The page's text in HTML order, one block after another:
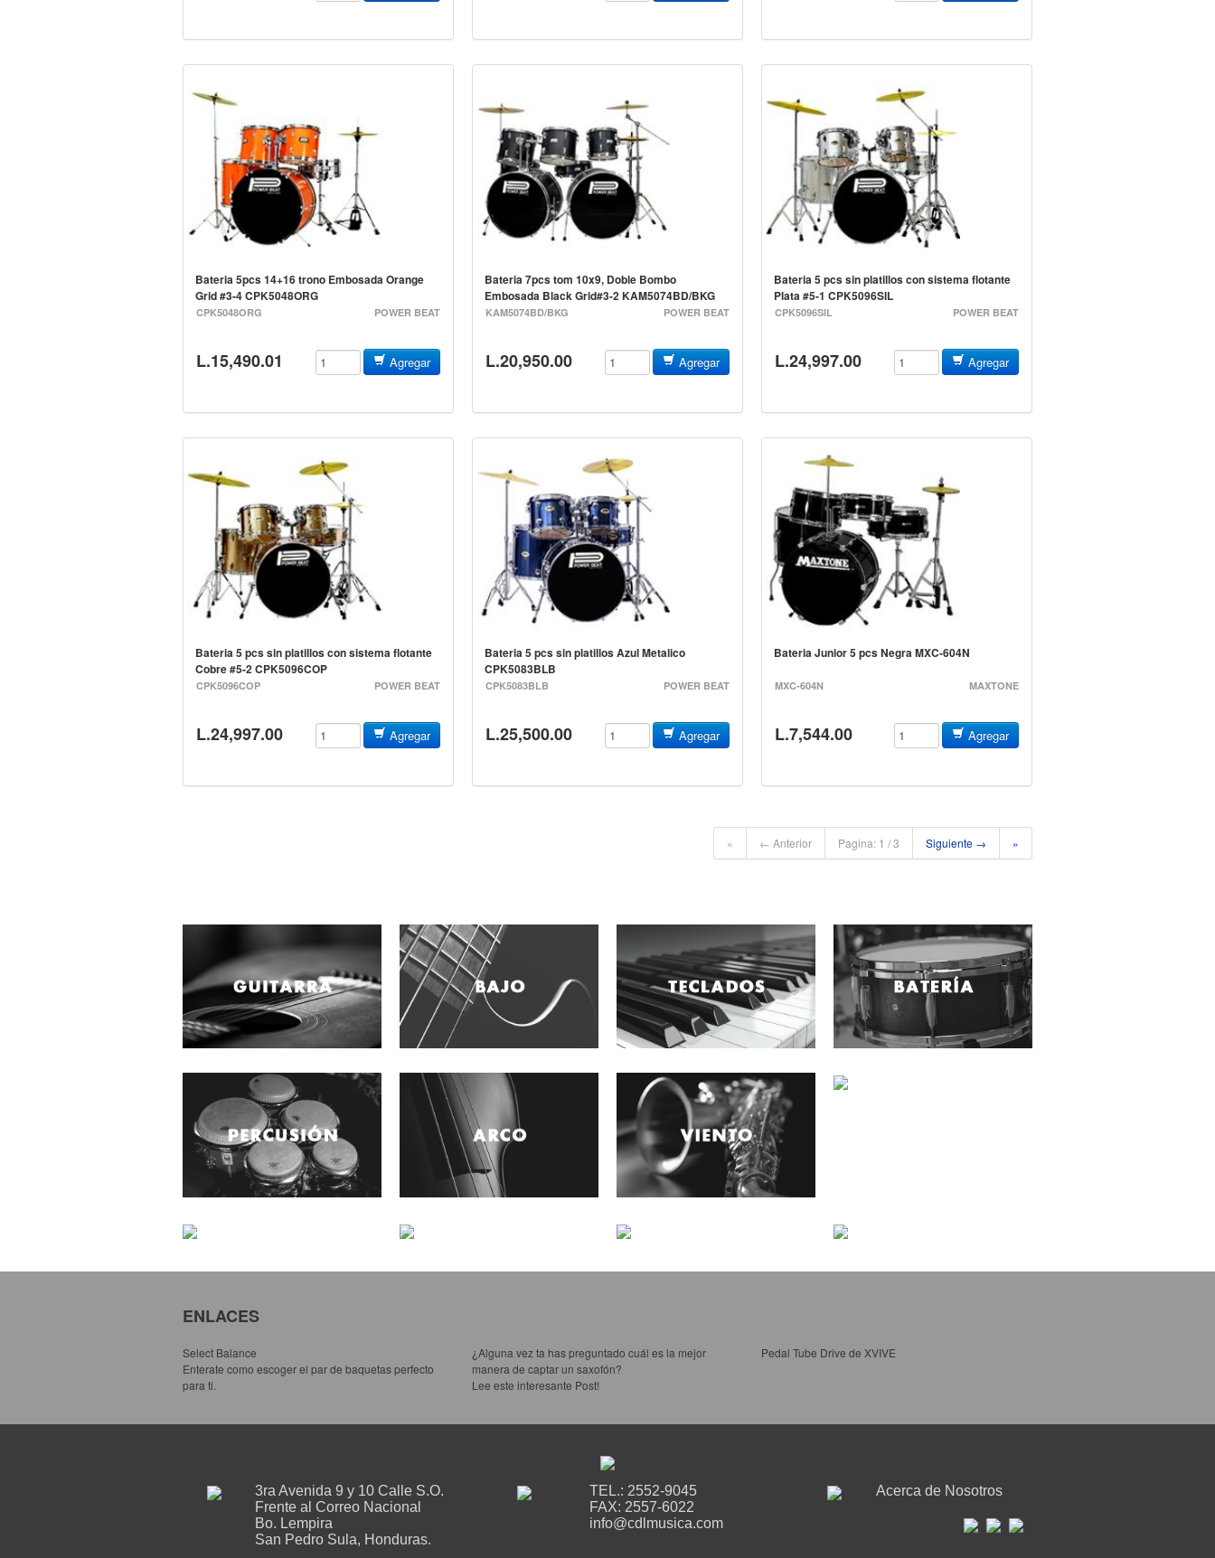
Bateria 5pcs 14+16 trono Embosada Orange
Grid #3-4 CPK5048ORG
CPK5048ORG POWER BEAT
L.15,490.01 Agregar
Bateria 7pcs tom 10x9, Doble Bombo
Embosada Black Grid#3-2 KAM5074BD/BKG
KAM5074BD/BKG POWER BEAT
L.20,950.00 Agregar
Bateria 5 pcs sin platillos con sistema flotante
Plata #5-1 CPK5096SIL
CPK5096SIL POWER BEAT
L.24,997.00 Agregar
Bateria 5 pcs sin platillos con sistema flotante
Cobre #5-2 CPK5096COP
CPK5096COP POWER BEAT
L.24,997.00 Agregar
Bateria 5 pcs sin platillos Azul Metalico
CPK5083BLB
CPK5083BLB POWER BEAT
L.25,500.00 Agregar
Bateria Junior 5 pcs Negra MXC-604N
MXC-604N MAXTONE
L.7,544.00 Agregar
« ← Anterior Pagina: 1 / 3 Siguiente → »
ENLACES
Select Balance
Enterate como escoger el par de baquetas perfecto
para ti.
¿Alguna vez ta has preguntado cuál es la mejor
manera de captar un saxofón?
Lee este interesante Post!
Pedal Tube Drive de XVIVE
3ra Avenida 9 y 10 Calle S.O.
Frente al Correo Nacional
Bo. Lempira
San Pedro Sula, Honduras.
TEL.: 2552-9045
FAX: 2557-6022
info@cdlmusica.com
Acerca de Nosotros